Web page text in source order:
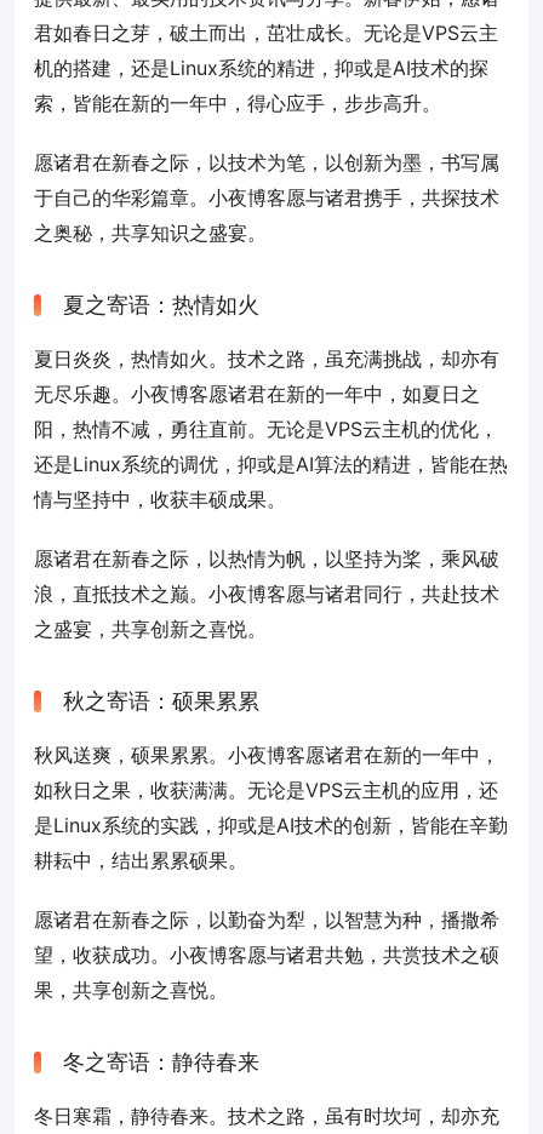
君如春日之芽，破土而出，茁壮成长。无论是VPS云主
机的搭建，还是Linux系统的精进，抑或是AI技术的探
索，皆能在新的一年中，得心应手，步步高升。
愿诸君在新春之际，以技术为笔，以创新为墨，书写属
于自己的华彩篇章。小夜博客愿与诸君携手，共探技术
之奥秘，共享知识之盛宴。
夏之寄语：热情如火
夏日炎炎，热情如火。技术之路，虽充满挑战，却亦有
无尽乐趣。小夜博客愿诸君在新的一年中，如夏日之
阳，热情不减，勇往直前。无论是VPS云主机的优化，
还是Linux系统的调优，抑或是AI算法的精进，皆能在热
情与坚持中，收获丰硕成果。
愿诸君在新春之际，以热情为帆，以坚持为桨，乘风破
浪，直抵技术之巅。小夜博客愿与诸君同行，共赴技术
之盛宴，共享创新之喜悦。
秋之寄语：硕果累累
秋风送爽，硕果累累。小夜博客愿诸君在新的一年中，
如秋日之果，收获满满。无论是VPS云主机的应用，还
是Linux系统的实践，抑或是AI技术的创新，皆能在辛勤
耕耘中，结出累累硕果。
愿诸君在新春之际，以勤奋为犁，以智慧为种，播撒希
望，收获成功。小夜博客愿与诸君共勉，共赏技术之硕
果，共享创新之喜悦。
冬之寄语：静待春来
冬日寒霜，静待春来。技术之路，虽有时坎坷，却亦充